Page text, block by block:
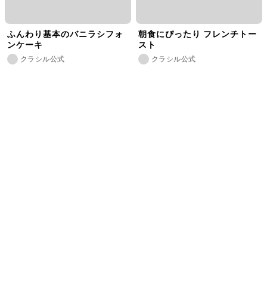
ふんわり基本のバニラシフォ
ンケーキ
クラシル公式
朝食にぴったり フレンチトー
スト
クラシル公式